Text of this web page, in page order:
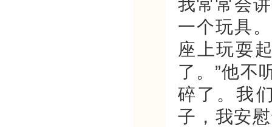
我常常会
一个玩具
座上玩耍
了。”他不
碎了。我
子，我安